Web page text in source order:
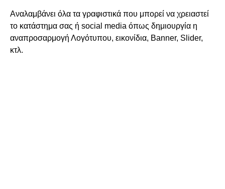
Αναλαμβάνει όλα τα γραφιστικά που μπορεί να χρειαστεί
το κατάστημα σας ή sοcial media όπως δημιουργία η
αναπροσαρμογή Λογότυπου, εικονίδια, Banner, Slider,
κτλ.